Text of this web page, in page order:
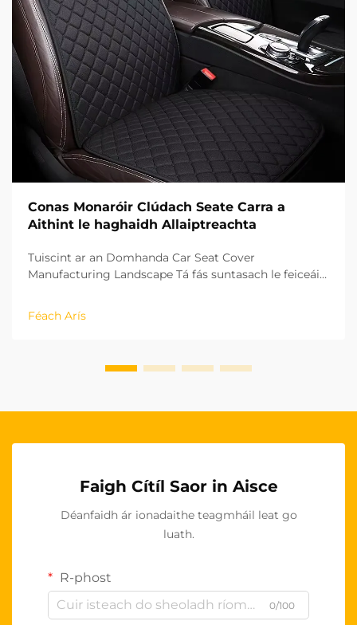
Conas Monaróir Clúdach Seate Carra a
Aithint le haghaidh Allaiptreachta
Tuiscint ar an Domhanda Car Seat Cover
Manufacturing Landscape Tá fás suntasach le feiceáil
anuas, agus tá clúdaigh suíochán carr ag teacht chun
cinn mar roinn ríthábhachtach. Le haghaidh
Féach Arís
Faigh Cítíl Saor in Aisce
Déanfaidh ár ionadaithe teagmháil leat go
luath.
R-phost
0/100